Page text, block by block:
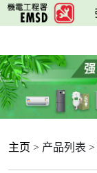
跳
至
要
内
容
主页 > 产品列表 >